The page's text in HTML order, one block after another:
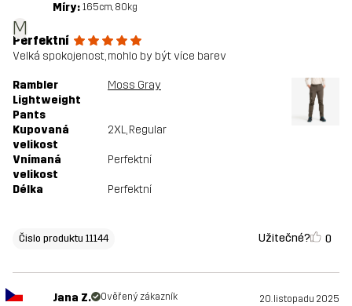
M
Míry: 165cm, 80kg
Perfektní
Velká spokojenost, mohlo by být více barev
Rambler
Lightweight
Pants
Moss Gray
Kupovaná
velikost
2XL, Regular
Vnímaná
velikost
Perfektní
Délka Perfektní
Čislo produktu 11144 Užitečné? 0
Jana Z. Ověřený zákazník 20. listopadu 2025